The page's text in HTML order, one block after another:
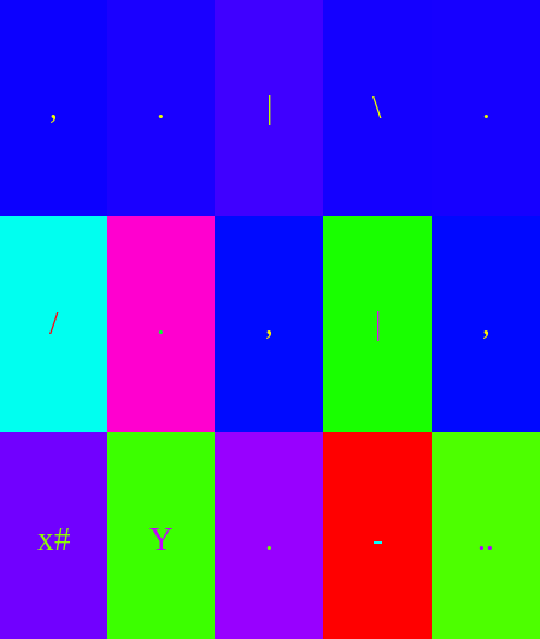
, . | \ .
/ . , | ,
x# Y . - ..